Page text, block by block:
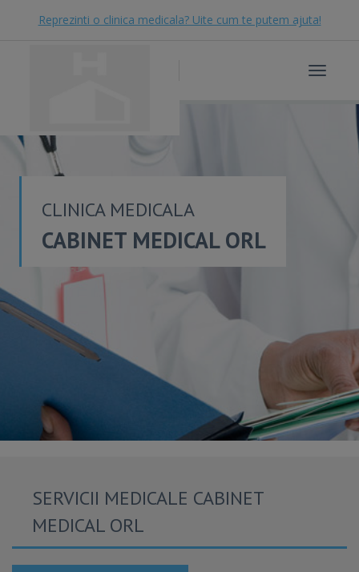
Reprezinti o clinica medicala? Uite cum te putem ajuta!
Toggle
CLINICA MEDICALA
CABINET MEDICAL ORL
SERVICII MEDICALE CABINET
MEDICAL ORL